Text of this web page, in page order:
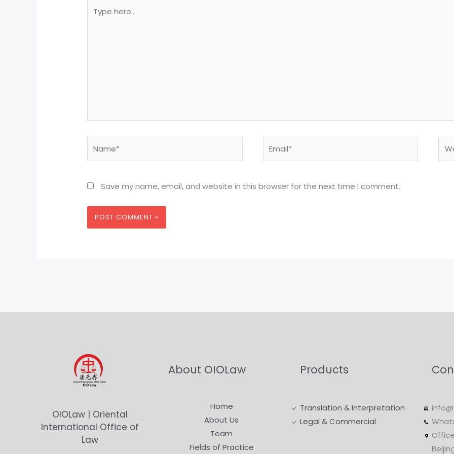
here..
Save my name, email, and website in this browser for the next time I comment.
OIOLaw | Oriental
International Office of
Law
About OIOLaw
Home
About Us
Team
Fields of Practice
Products
Translation & Interpretation
Legal & Commercial